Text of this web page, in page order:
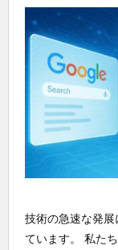
技術の急速な発
ています。 私た